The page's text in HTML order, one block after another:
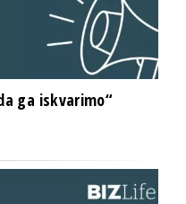
ga iskvarimo“